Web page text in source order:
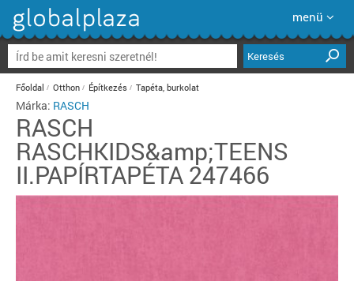
menü
Keresés
Főoldal Otthon Építkezés Tapéta, burkolat
Márka: RASCH
RASCH
RASCHKIDS&amp;TEENS
II.PAPÍRTAPÉTA 247466